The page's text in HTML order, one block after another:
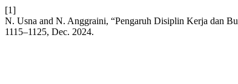
[1]
N. Usna and N. Anggraini, “Pengaruh Disiplin Kerja dan
1115–1125, Dec. 2024.